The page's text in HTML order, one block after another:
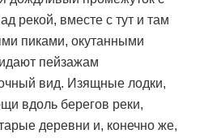
рекой, вместе с тут и там
пиками, окутанными
пейзажам
вид. Изящные лодки,
вдоль берегов реки,
деревни и, конечно же,